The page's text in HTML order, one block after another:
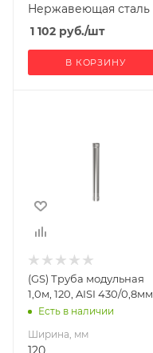
Нержавеющая сталь
1 102 руб./шт
В КОРЗИНУ
1000
Материал
Нержавеющая
сталь
Производитель
(GS) Труба модульная
1,0м, 120, AISI 430/0,8мм
Есть в наличии
Ширина, мм